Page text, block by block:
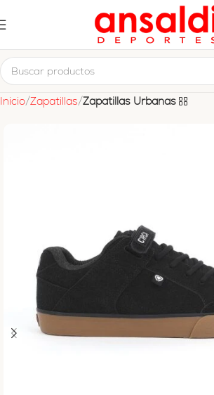
Inicio Zapatillas Zapatillas Urbanas